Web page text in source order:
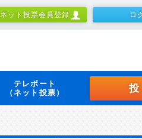
ネット投票会員登録 ロ
テレボート
（ネット投票）